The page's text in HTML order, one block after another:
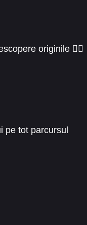
originile 🕵️‍♂️
pe tot parcursul